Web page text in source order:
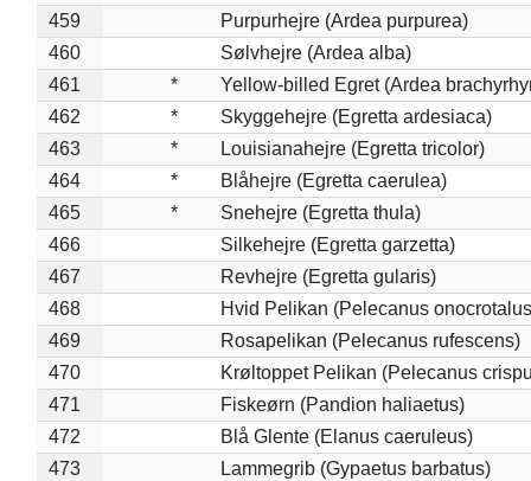
459
Purpurhejre (Ardea purpurea)
460
Sølvhejre (Ardea alba)
461
*
Yellow-billed Egret (Ardea
462
*
Skyggehejre (Egretta ardesiaca)
463
*
Louisianahejre (Egretta tricolor)
464
*
Blåhejre (Egretta caerulea)
465
*
Snehejre (Egretta thula)
466
Silkehejre (Egretta garzetta)
467
Revhejre (Egretta gularis)
468
Hvid Pelikan (Pelecanus
469
Rosapelikan (Pelecanus rufescens)
470
Krøltoppet Pelikan (Pelecanus
471
Fiskeørn (Pandion haliaetus)
472
Blå Glente (Elanus caeruleus)
473
Lammegrib (Gypaetus barbatus)